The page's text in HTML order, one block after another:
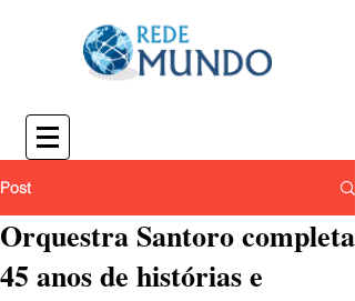
Post
Orquestra Santoro completa
45 anos de histórias e